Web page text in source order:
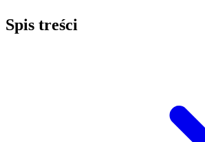
Spis treści